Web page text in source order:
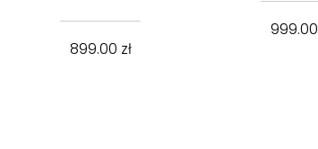
899.00 zł
999.00